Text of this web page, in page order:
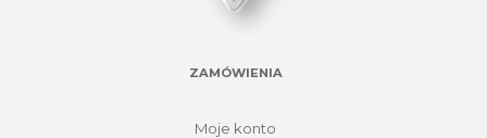
ZAMÓWIENIA
Moje konto